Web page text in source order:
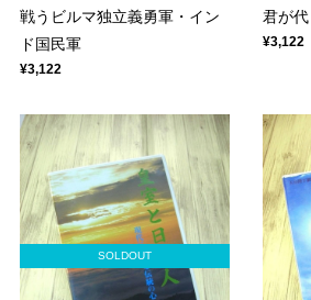
戦うビルマ独立義勇軍・イン
ド国民軍
¥3,122
君が代
¥3,122
SOLDOUT